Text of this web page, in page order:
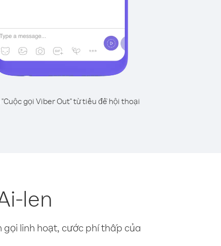
"Cuộc gọi Viber Out" từ tiêu đề hội thoại
len
linh hoạt, cước phí thấp của